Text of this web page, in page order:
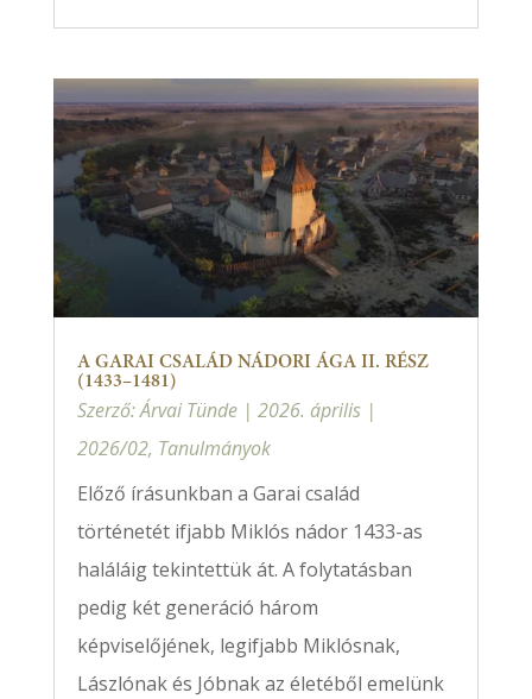
A GARAI CSALÁD NÁDORI ÁGA II. RÉSZ
(1433–1481)
Szerző:Árvai Tünde| 2026. április|
2026/02, Tanulmányok
Előző írásunkban a Garai család
történetét ifjabb Miklós nádor 1433-as
haláláig tekintettük át. A folytatásban
pedig két generáció három
képviselőjének, legifjabb Miklósnak,
Lászlónak és Jóbnak az életéből emelünk